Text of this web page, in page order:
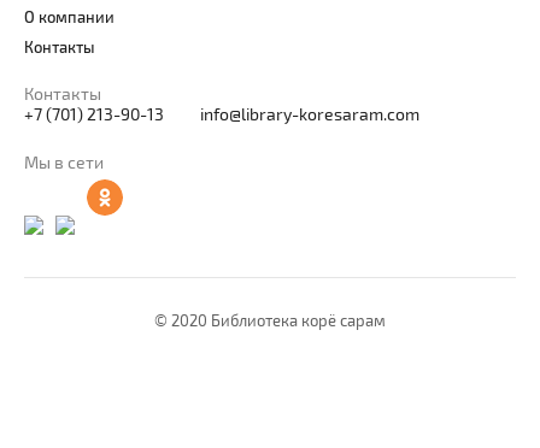
О компании
Контакты
Контакты
+7 (701) 213-90-13
info@library-koresaram.com
Мы в сети
© 2020 Библиотека корё сарам